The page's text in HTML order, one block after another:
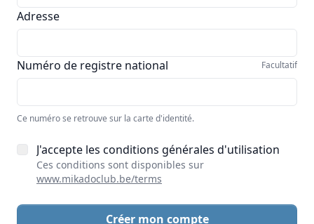
Adresse
Numéro de registre national Facultatif
Ce numéro se retrouve sur la carte d'identité.
J'accepte les conditions générales d'utilisation
Ces conditions sont disponibles sur
www.mikadoclub.be/terms
Créer mon compte